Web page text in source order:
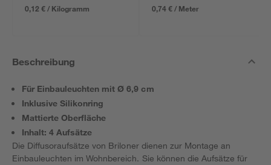
0,12 € / Kilogramm 0,74 € / Meter
Beschreibung
Für Einbauleuchten mit Ø 6,9 cm
Inklusive Silikonring
Mattierte Oberfläche
Inhalt: 4 Aufsätze
Die Diffusoraufsätze von Briloner dienen zur Montage an
Einbauleuchten im Wohnbereich. Sie können die Aufsätze für